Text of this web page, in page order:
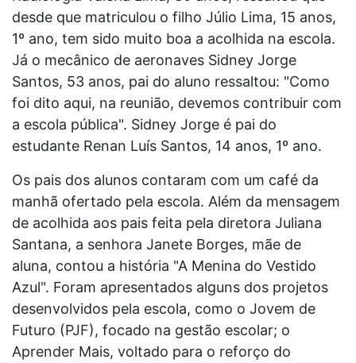
desde que matriculou o filho Júlio Lima, 15 anos,
1º ano, tem sido muito boa a acolhida na escola.
Já o mecânico de aeronaves Sidney Jorge
Santos, 53 anos, pai do aluno ressaltou: "Como
foi dito aqui, na reunião, devemos contribuir com
a escola pública". Sidney Jorge é pai do
estudante Renan Luís Santos, 14 anos, 1º ano.
Os pais dos alunos contaram com um café da
manhã ofertado pela escola. Além da mensagem
de acolhida aos pais feita pela diretora Juliana
Santana, a senhora Janete Borges, mãe de
aluna, contou a história "A Menina do Vestido
Azul". Foram apresentados alguns dos projetos
desenvolvidos pela escola, como o Jovem de
Futuro (PJF), focado na gestão escolar; o
Aprender Mais, voltado para o reforço do